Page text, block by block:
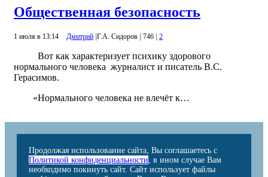
Общественная безопасность
1 июля в 13:14 Дмитрий Г.А. Сидоров 746 2
Вот как характеризует психику здорового
нормального человека журналист и писатель B.C.
Герасимов.
«Нормального человека не влечёт к…
Продолжая использование сайта, Вы соглашаетесь с
Политикой конфиденциальности, в ином случае Вам
необходимо покинуть сайт. Сайт использует файлы